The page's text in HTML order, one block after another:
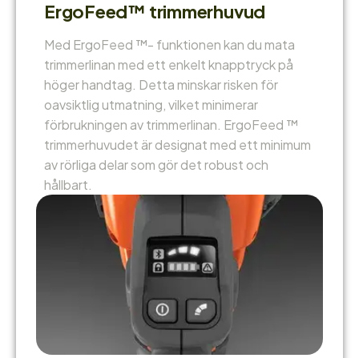
ErgoFeed™ trimmerhuvud
Med ErgoFeed ™- funktionen kan du mata
trimmerlinan med ett enkelt knapptryck på
höger handtag. Detta minskar risken för
oavsiktlig utmatning, vilket minimerar
förbrukningen av trimmerlinan. ErgoFeed ™
trimmerhuvudet är designat med ett minimum
av rörliga delar som gör det robust och
hållbart.